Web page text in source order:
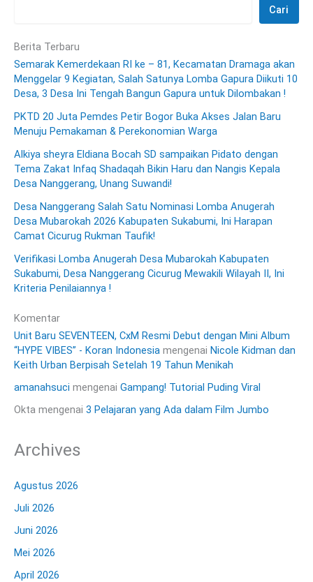
Cari
Berita Terbaru
Semarak Kemerdekaan RI ke – 81, Kecamatan Dramaga akan
Menggelar 9 Kegiatan, Salah Satunya Lomba Gapura Diikuti 10
Desa, 3 Desa Ini Tengah Bangun Gapura untuk Dilombakan !
PKTD 20 Juta Pemdes Petir Bogor Buka Akses Jalan Baru
Menuju Pemakaman & Perekonomian Warga
Alkiya sheyra Eldiana Bocah SD sampaikan Pidato dengan
Tema Zakat Infaq Shadaqah Bikin Haru dan Nangis Kepala
Desa Nanggerang, Unang Suwandi!
Desa Nanggerang Salah Satu Nominasi Lomba Anugerah
Desa Mubarokah 2026 Kabupaten Sukabumi, Ini Harapan
Camat Cicurug Rukman Taufik!
Verifikasi Lomba Anugerah Desa Mubarokah Kabupaten
Sukabumi, Desa Nanggerang Cicurug Mewakili Wilayah II, Ini
Kriteria Penilaiannya !
Komentar
Unit Baru SEVENTEEN, CxM Resmi Debut dengan Mini Album
“HYPE VIBES” - Koran Indonesia mengenai Nicole Kidman dan
Keith Urban Berpisah Setelah 19 Tahun Menikah
amanahsuci mengenai Gampang! Tutorial Puding Viral
Okta mengenai 3 Pelajaran yang Ada dalam Film Jumbo
Archives
Agustus 2026
Juli 2026
Juni 2026
Mei 2026
April 2026